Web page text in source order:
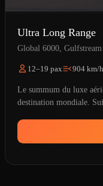
Ultra Long Range
Global 6000,
12–19 pax 904 km/h
Le summum du luxe
destination mondiale.